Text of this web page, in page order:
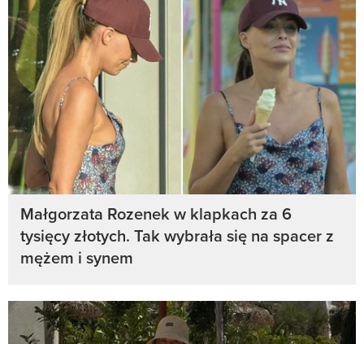
Małgorzata Rozenek w klapkach za 6
tysięcy złotych. Tak wybrała się na spacer z
mężem i synem